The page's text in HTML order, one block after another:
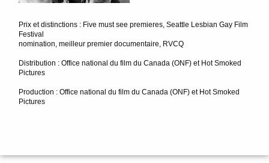
Prix et distinctions : Five must see premieres, Seattle Lesbian Gay Film
Festival
nomination, meilleur premier documentaire, RVCQ
Distribution : Office national du film du Canada (ONF) et Hot Smoked
Pictures
Production : Office national du film du Canada (ONF) et Hot Smoked
Pictures